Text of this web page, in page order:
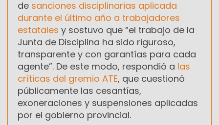
de sanciones disciplinarias aplicada
durante el último año a trabajadores
estatales y sostuvo que “el trabajo de la
Junta de Disciplina ha sido riguroso,
transparente y con garantías para cada
agente”. De este modo, respondió a las
críticas del gremio ATE, que cuestionó
públicamente las cesantías,
exoneraciones y suspensiones aplicadas
por el gobierno provincial.